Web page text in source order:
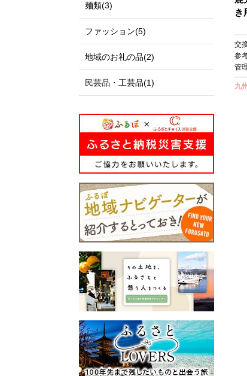
き
交
参
管
九
麺類(3)
ファッション(5)
地域のお礼の品(2)
民芸品・工芸品(1)